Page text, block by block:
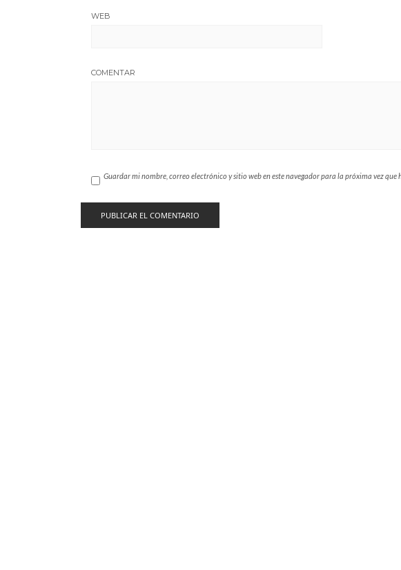
WEB
COMENTAR
Guardar mi nombre, correo electrónico y sitio web en este navegador para la próxima vez que